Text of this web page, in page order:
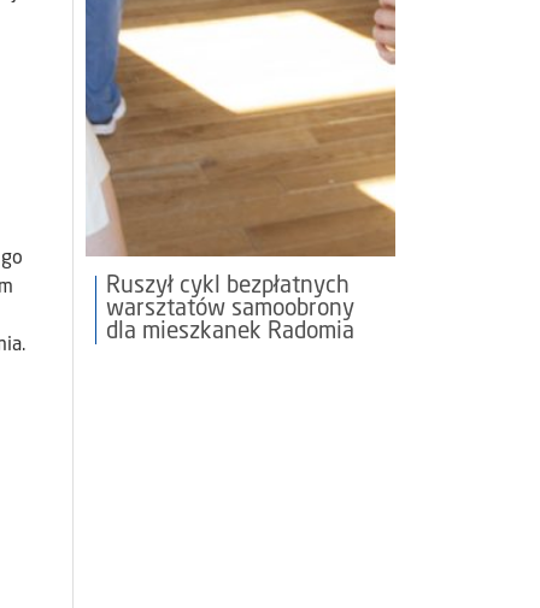
Ruszył cykl bezpłatnych
warsztatów samoobrony
dla mieszkanek Radomia